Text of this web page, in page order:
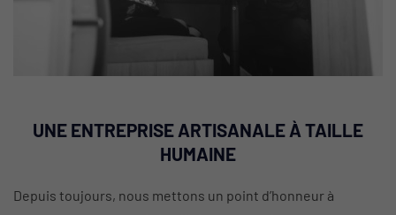
UNE ENTREPRISE ARTISANALE À TAILLE
HUMAINE
Depuis toujours, nous mettons un point d’honneur à